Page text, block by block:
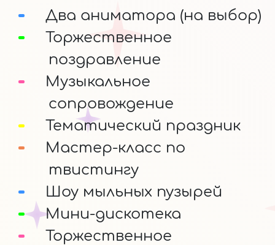
Два аниматора (на выбор)
Торжественное
поздравление
Музыкальное
сопровождение
Тематический праздник
Мастер-класс по
твистингу
Шоу мыльных пузырей
Мини-дискотека
Торжественное